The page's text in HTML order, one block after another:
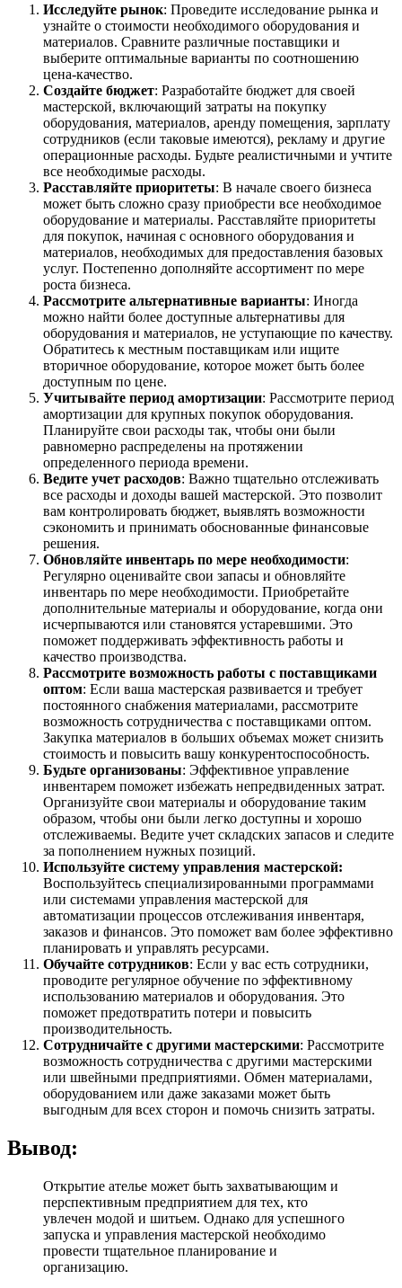
Исследуйте рынок: Проведите исследование рынка и
узнайте о стоимости необходимого оборудования и
материалов. Сравните различные поставщики и
выберите оптимальные варианты по соотношению
цена-качество.
Создайте бюджет: Разработайте бюджет для своей
мастерской, включающий затраты на покупку
оборудования, материалов, аренду помещения, зарплату
сотрудников (если таковые имеются), рекламу и другие
операционные расходы. Будьте реалистичными и учтите
все необходимые расходы.
Расставляйте приоритеты: В начале своего бизнеса
может быть сложно сразу приобрести все необходимое
оборудование и материалы. Расставляйте приоритеты
для покупок, начиная с основного оборудования и
материалов, необходимых для предоставления базовых
услуг. Постепенно дополняйте ассортимент по мере
роста бизнеса.
Рассмотрите альтернативные варианты: Иногда
можно найти более доступные альтернативы для
оборудования и материалов, не уступающие по качеству.
Обратитесь к местным поставщикам или ищите
вторичное оборудование, которое может быть более
доступным по цене.
Учитывайте период амортизации: Рассмотрите период
амортизации для крупных покупок оборудования.
Планируйте свои расходы так, чтобы они были
равномерно распределены на протяжении
определенного периода времени.
Ведите учет расходов: Важно тщательно отслеживать
все расходы и доходы вашей мастерской. Это позволит
вам контролировать бюджет, выявлять возможности
сэкономить и принимать обоснованные финансовые
решения.
Обновляйте инвентарь по мере необходимости:
Регулярно оценивайте свои запасы и обновляйте
инвентарь по мере необходимости. Приобретайте
дополнительные материалы и оборудование, когда они
исчерпываются или становятся устаревшими. Это
поможет поддерживать эффективность работы и
качество производства.
Рассмотрите возможность работы с поставщиками
оптом: Если ваша мастерская развивается и требует
постоянного снабжения материалами, рассмотрите
возможность сотрудничества с поставщиками оптом.
Закупка материалов в больших объемах может снизить
стоимость и повысить вашу конкурентоспособность.
Будьте организованы: Эффективное управление
инвентарем поможет избежать непредвиденных затрат.
Организуйте свои материалы и оборудование таким
образом, чтобы они были легко доступны и хорошо
отслеживаемы. Ведите учет складских запасов и следите
за пополнением нужных позиций.
Используйте систему управления мастерской:
Воспользуйтесь специализированными программами
или системами управления мастерской для
автоматизации процессов отслеживания инвентаря,
заказов и финансов. Это поможет вам более эффективно
планировать и управлять ресурсами.
Обучайте сотрудников: Если у вас есть сотрудники,
проводите регулярное обучение по эффективному
использованию материалов и оборудования. Это
поможет предотвратить потери и повысить
производительность.
Сотрудничайте с другими мастерскими: Рассмотрите
возможность сотрудничества с другими мастерскими
или швейными предприятиями. Обмен материалами,
оборудованием или даже заказами может быть
выгодным для всех сторон и помочь снизить затраты.
Вывод:
Открытие ателье может быть захватывающим и
перспективным предприятием для тех, кто
увлечен модой и шитьем. Однако для успешного
запуска и управления мастерской необходимо
провести тщательное планирование и
организацию.